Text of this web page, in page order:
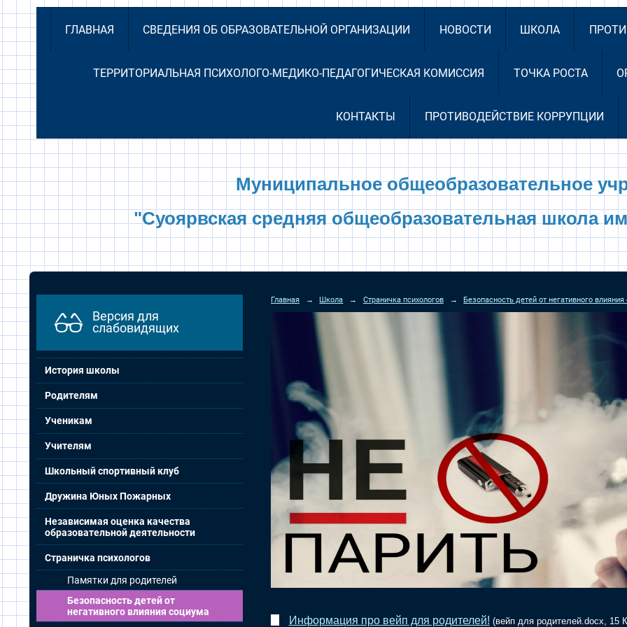
ГЛАВНАЯ СВЕДЕНИЯ ОБ ОБРАЗОВАТЕЛЬНОЙ ОРГАНИЗАЦИИ НОВОСТИ ШКОЛА
ТЕРРИТОРИАЛЬНАЯ ПСИХОЛОГО-МЕДИКО-ПЕДАГОГИЧЕСКАЯ КОМИССИЯ ТОЧКА РОСТА
КОНТАКТЫ ПРОТИВОДЕЙСТВИЕ КОРРУПЦИИ
Муниципальное общеобразовательное
"Суоярвская средняя общеобразовательная школа
Версия для
слабовидящих
История школы
Родителям
Ученикам
Учителям
Школьный спортивный клуб
Дружина Юных Пожарных
Независимая оценка качества
образовательной деятельности
Страничка психологов
Памятки для родителей
Безопасность детей от
негативного влияния социума
Главная → Школа → Страничка психологов → Безопасность детей от негативного
Информация про вейп для родителей! (вейп для родителей.docx, 15